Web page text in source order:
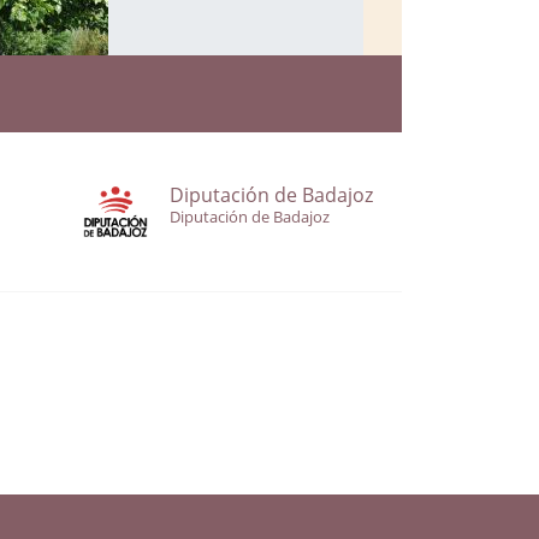
Diputación de Badajoz
Diputación de Badajoz